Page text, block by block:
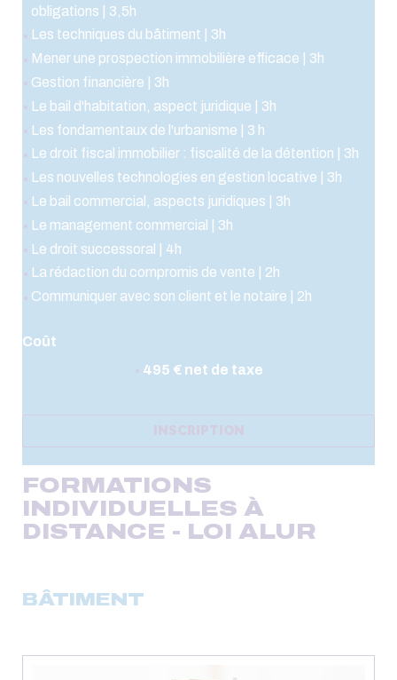
obligations | 3,5h
Les techniques du bâtiment | 3h
Mener une prospection immobilière efficace | 3h
Gestion financière | 3h
Le bail d'habitation, aspect juridique | 3h
Les fondamentaux de l'urbanisme | 3 h
Le droit fiscal immobilier : fiscalité de la détention | 3h
Les nouvelles technologies en gestion locative | 3h
Le bail commercial, aspects juridiques | 3h
Le management commercial | 3h
Le droit successoral | 4h
La rédaction du compromis de vente | 2h
Communiquer avec son client et le notaire | 2h
Coût
495 € net de taxe
FORMATIONS
INDIVIDUELLES À
DISTANCE - LOI ALUR
BÂTIMENT